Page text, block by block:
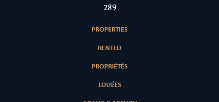
417
PROPERTIES
RENTED
PROPRIÉTÉS
LOUÉES